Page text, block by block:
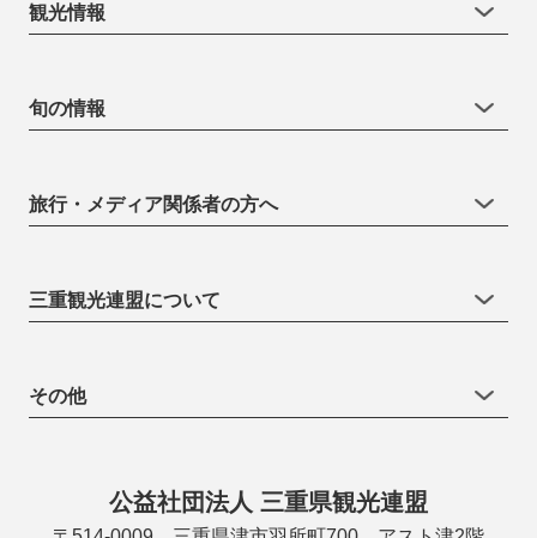
観光情報
旬の情報
旅行・メディア関係者の方へ
三重観光連盟について
その他
公益社団法人 三重県観光連盟